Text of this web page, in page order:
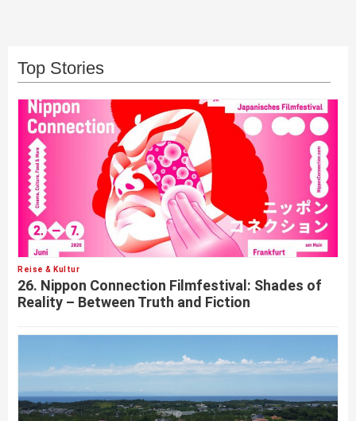
Top Stories
Reise & Kultur
26. Nippon Connection Filmfestival: Shades of
Reality – Between Truth and Fiction